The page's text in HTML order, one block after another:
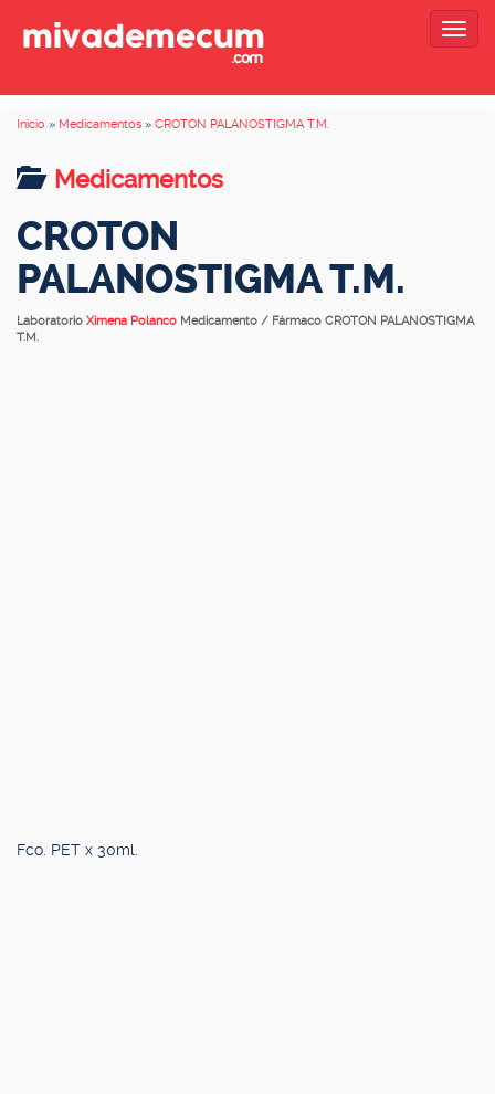
Inicio » Medicamentos » CROTON PALANOSTIGMA T.M.
Medicamentos
CROTON
PALANOSTIGMA T.M.
Laboratorio Ximena Polanco Medicamento / Fármaco CROTON PALANOSTIGMA
T.M.
Fco. PET x 30ml.